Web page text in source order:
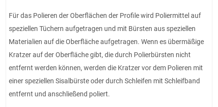
Für das Polieren der Oberflächen der Profile wird Poliermittel auf
speziellen Tüchern aufgetragen und mit Bürsten aus speziellen
Materialien auf die Oberfläche aufgetragen. Wenn es übermäßige
Kratzer auf der Oberfläche gibt, die durch Polierbürsten nicht
entfernt werden können, werden die Kratzer vor dem Polieren mit
einer speziellen Sisalbürste oder durch Schleifen mit Schleifband
entfernt und anschließend poliert.